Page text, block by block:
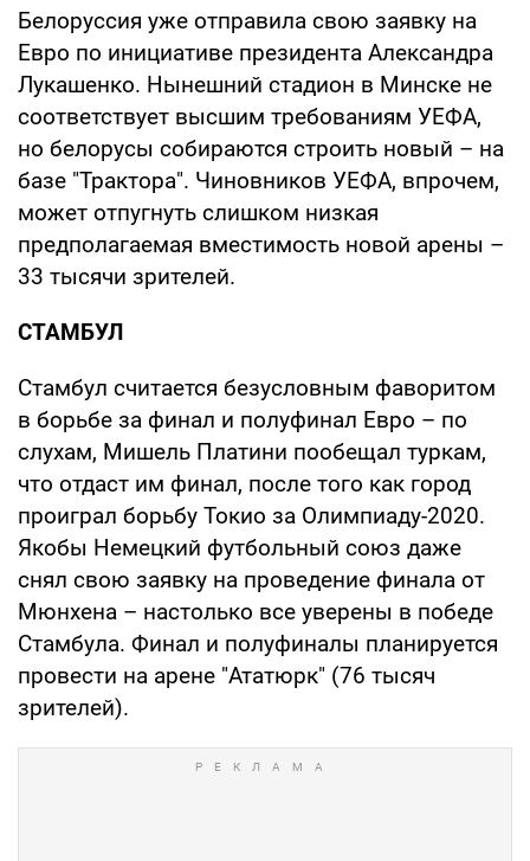
Белоруссия уже отправила свою заявку на
Евро по инициативе президента Александра
Лукашенко. Нынешний стадион в Минске не
соответствует высшим требованиям УЕФА,
но белорусы собираются строить новый – на
базе "Трактора". Чиновников УЕФА, впрочем,
может отпугнуть слишком низкая
предполагаемая вместимость новой арены –
33 тысячи зрителей.
СТАМБУЛ
Стамбул считается безусловным фаворитом
в борьбе за финал и полуфинал Евро – по
слухам, Мишель Платини пообещал туркам,
что отдаст им финал, после того как город
проиграл борьбу Токио за Олимпиаду-2020.
Якобы Немецкий футбольный союз даже
снял свою заявку на проведение финала от
Мюнхена – настолько все уверены в победе
Стамбула. Финал и полуфиналы планируется
провести на арене "Ататюрк" (76 тысяч
зрителей).